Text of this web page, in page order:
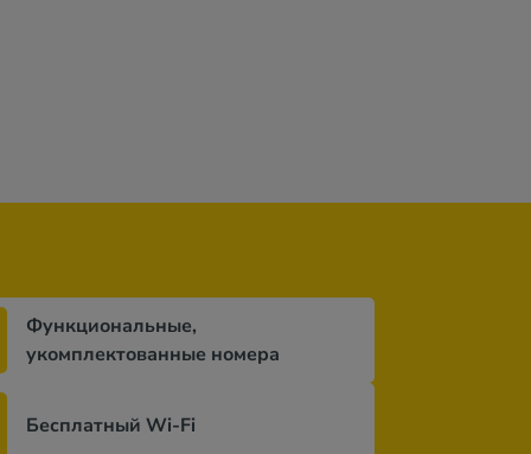
Функциональные,
укомплектованные номера
Бесплатный Wi-Fi